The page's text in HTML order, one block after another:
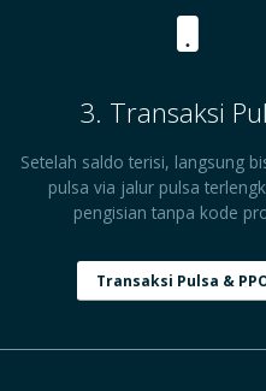
3. Transaksi
Setelah saldo terisi, langsung
pulsa via jalur pulsa
pengisian tanpa kode
Transaksi Pulsa &